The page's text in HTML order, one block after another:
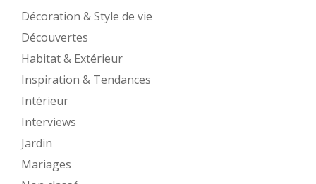
Décoration & Style de vie
Découvertes
Habitat & Extérieur
Inspiration & Tendances
Intérieur
Interviews
Jardin
Mariages